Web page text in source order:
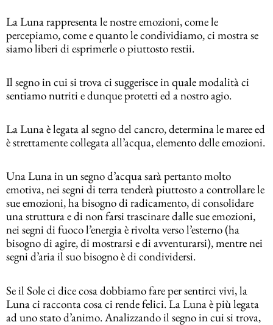
La Luna rappresenta le nostre emozioni, come le
percepiamo, come e quanto le condividiamo, ci mostra se
siamo liberi di esprimerle o piuttosto restii.
Il segno in cui si trova ci suggerisce in quale modalità ci
sentiamo nutriti e dunque protetti ed a nostro agio.
La Luna è legata al segno del cancro, determina le maree ed
è strettamente collegata all’acqua, elemento delle emozioni.
Una Luna in un segno d’acqua sarà pertanto molto
emotiva, nei segni di terra tenderà piuttosto a controllare le
sue emozioni, ha bisogno di radicamento, di consolidare
una struttura e di non farsi trascinare dalle sue emozioni,
nei segni di fuoco l’energia è rivolta verso l’esterno (ha
bisogno di agire, di mostrarsi e di avventurarsi), mentre nei
segni d’aria il suo bisogno è di condividersi.
Se il Sole ci dice cosa dobbiamo fare per sentirci vivi, la
Luna ci racconta cosa ci rende felici. La Luna è più legata
ad uno stato d’animo. Analizzando il segno in cui si trova,